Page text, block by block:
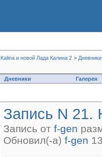
и новой Лада Калина 2 > Дневники
Дневники Галерея
Запись N 21.
Запись от f-gen
Обновил(-а) f-gen